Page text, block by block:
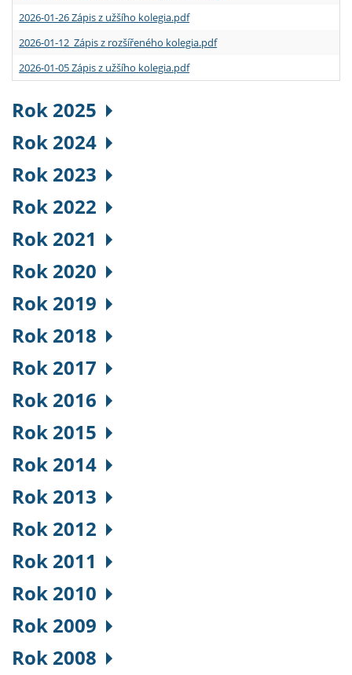
2026-01-26 Zápis z užšího kolegia.pdf
2026-01-12 Zápis z rozšířeného kolegia.pdf
2026-01-05 Zápis z užšího kolegia.pdf
Rok 2025
Rok 2024
Rok 2023
Rok 2022
Rok 2021
Rok 2020
Rok 2019
Rok 2018
Rok 2017
Rok 2016
Rok 2015
Rok 2014
Rok 2013
Rok 2012
Rok 2011
Rok 2010
Rok 2009
Rok 2008